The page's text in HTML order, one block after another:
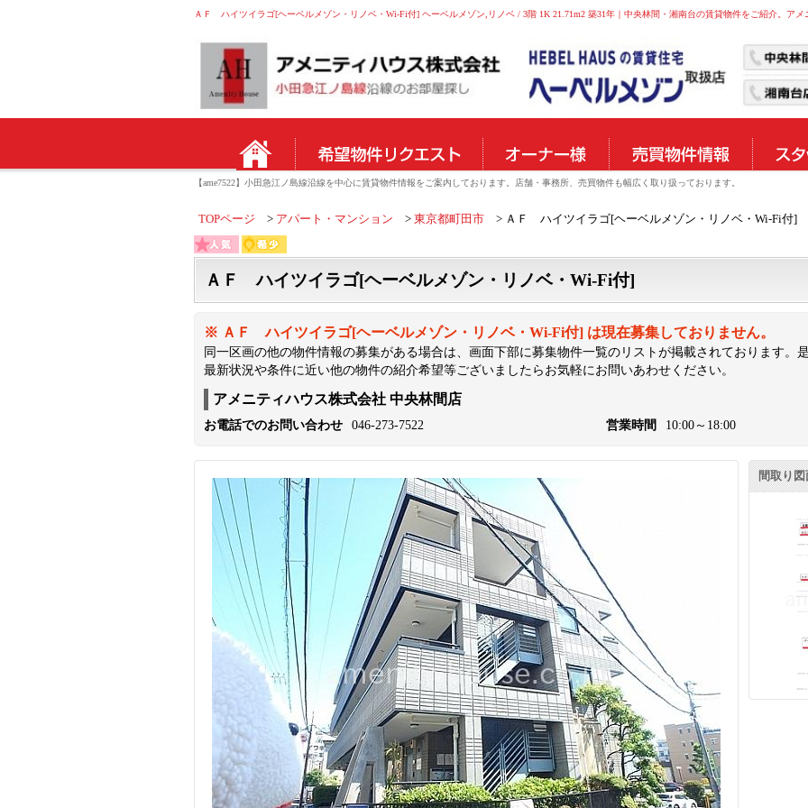
ＡＦ ハイツイラゴ[ヘーベルメゾン・リノベ・Wi-Fi付] ヘーベルメゾン,リノベ / 3階 1K 21.71m2 築31年｜中央林間・湘南台の賃貸物件をご紹介。アメ
【ame7522】小田急江ノ島線沿線を中心に賃貸物件情報をご案内しております。店舗・事務所、売買物件も幅広く取り扱っております。
TOPページ アパート・マンション 東京都町田市 ＡＦ ハイツイラゴ[ヘーベルメゾン・リノベ・Wi-Fi付]
ＡＦ ハイツイラゴ[ヘーベルメゾン・リノベ・Wi-Fi付]
※ ＡＦ ハイツイラゴ[ヘーベルメゾン・リノベ・Wi-Fi付] は現在募集しておりません。
同一区画の他の物件情報の募集がある場合は、画面下部に募集物件一覧のリストが掲載されております。
最新状況や条件に近い他の物件の紹介希望等ございましたらお気軽にお問いあわせください。
アメニティハウス株式会社 中央林間店
お電話でのお問い合わせ 046-273-7522 営業時間 10:00～18:00
間取り図